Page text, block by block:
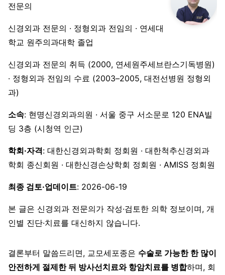
전문의
신경외과 전문의 · 정형외과 전임의 · 연세대
학교 원주의과대학 졸업
신경외과 전문의 취득 (2000, 연세원주세브란스기독병원)
· 정형외과 전임의 수료 (2003–2005, 대전선병원 정형외
과)
소속: 현명신경외과의원 · 서울 중구 서소문로 120 ENA빌
딩 3층 (시청역 인근)
학회·자격: 대한신경외과학회 정회원 · 대한척추신경외과
학회 종신회원 · 대한신경손상학회 정회원 · AMISS 정회원
최종 검토·업데이트: 2026-06-19
본 글은 신경외과 전문의가 작성·검토한 의학 정보이며, 개
인별 진단·치료를 대신하지 않습니다.
결론부터 말씀드리면, 교모세포종은 수술로 가능한 한 많이
안전하게 절제한 뒤 방사선치료와 항암치료를 병합하며, 회